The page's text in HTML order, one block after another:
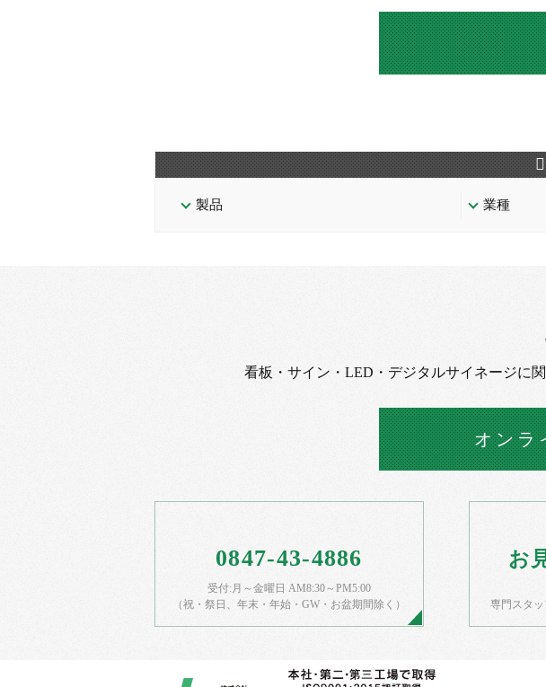
製品 業種
看板・サイン・LED・デジタルサイネージに
オンラ
0847-43-4886
受付:月～金曜日 AM8:30～PM5:00
（祝・祭日、年末・年始・GW・お盆期間除く）
お
専門スタッ